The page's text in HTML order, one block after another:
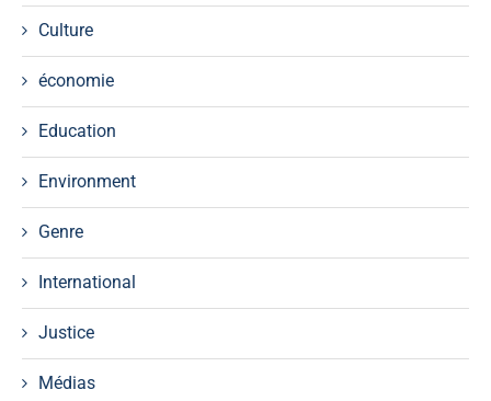
Culture
économie
Education
Environment
Genre
International
Justice
Médias